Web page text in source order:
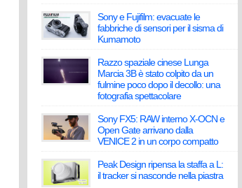
Sony e Fujifilm: evacuate le
fabbriche di sensori per il sisma di
Kumamoto
Razzo spaziale cinese Lunga
Marcia 3B è stato colpito da un
fulmine poco dopo il decollo: una
fotografia spettacolare
Sony FX5: RAW interno X-OCN e
Open Gate arrivano dalla
VENICE 2 in un corpo compatto
Peak Design ripensa la staffa a L:
il tracker si nasconde nella piastra